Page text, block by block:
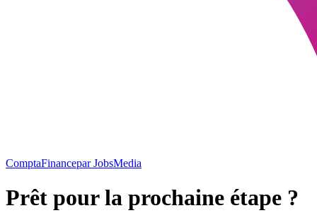
ComptaFinancepar JobsMedia
Prêt pour la prochaine étape ?